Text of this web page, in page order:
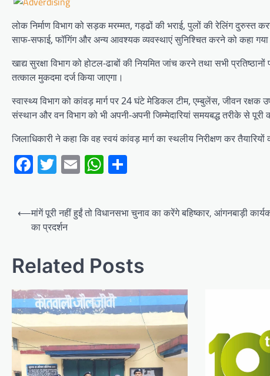
लोक निर्माण विभाग को सड़क मरम्मत, गड्ढों की भराई, पुलों की रेलिंग दुरुस्त
साफ-सफाई, फॉगिंग और अन्य आवश्यक व्यवस्थाएं सुनिश्चित करने को कहा गया
खाद्य सुरक्षा विभाग को होटल-ढाबों की नियमित जांच करने तथा सभी
तत्काल मुकदमा दर्ज किया जाएगा।
स्वास्थ्य विभाग को कांवड़ मार्ग पर 24 घंटे मेडिकल टीम, एम्बुलेंस, जीवन
संस्थान और वन विभाग को भी अपनी-अपनी जिम्मेदारियां समयबद्ध तरीके से पूरी
जिलाधिकारी ने कहा कि वह स्वयं कांवड़ मार्ग का स्थलीय निरीक्षण कर
Facebook
Twitter
EmailWhatsApp
Post
navigation
⟵मांगें पूरी नहीं हुईं तो विधानसभा चुनाव का करेंगे बहिष्कार, आंगनबाड़ी
का प्रदर्शन
Related Posts